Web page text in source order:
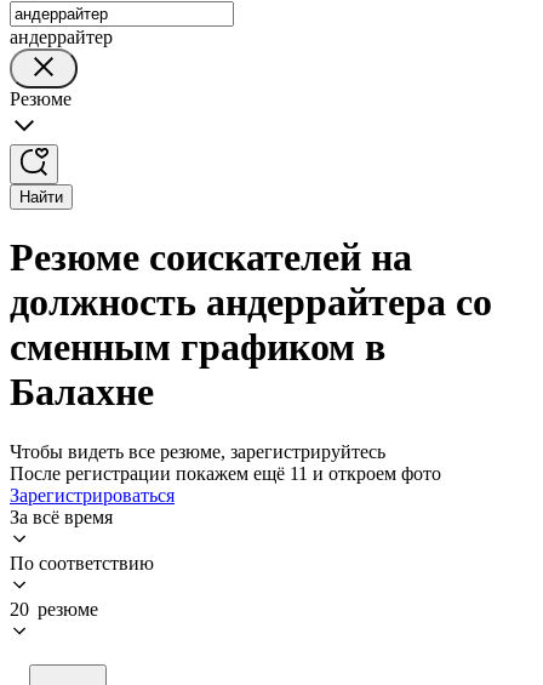
андеррайтер
Резюме
Найти
Резюме соискателей на
должность андеррайтера со
сменным графиком в
Балахне
Чтобы видеть все резюме, зарегистрируйтесь
После регистрации покажем ещё 11 и откроем фото
Зарегистрироваться
За всё время
По соответствию
20 резюме